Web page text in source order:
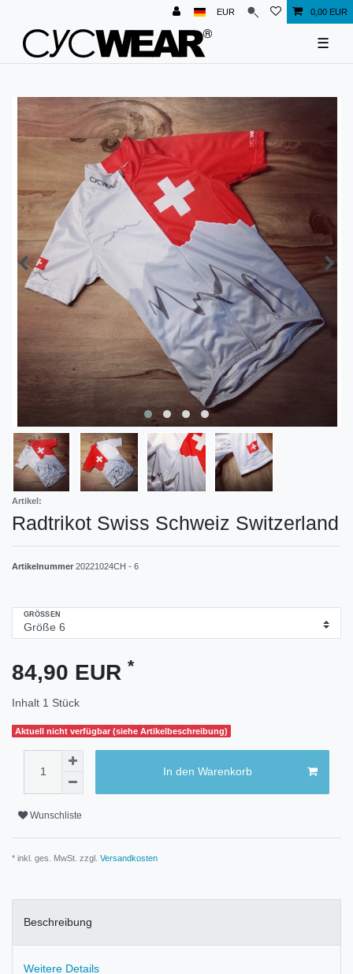
EUR 0,00 EUR
☰
Artikel:
Radtrikot Swiss Schweiz Switzerland
Artikelnummer 20221024CH - 6
GRÖSSEN
84,90 EUR *
Inhalt 1 Stück
Aktuell nicht verfügbar (siehe Artikelbeschreibung)
In den Warenkorb
Wunschliste
* inkl. ges. MwSt. zzgl. Versandkosten
Beschreibung
Weitere Details